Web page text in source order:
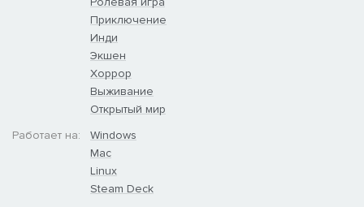
Przybylowicz (The Witcher 3: Wild Hunt).
Приключение
Инди
Экшен
Хоррор
Выживание
Открытый мир
Работает на:
Windows
Mac
Linux
Steam Deck